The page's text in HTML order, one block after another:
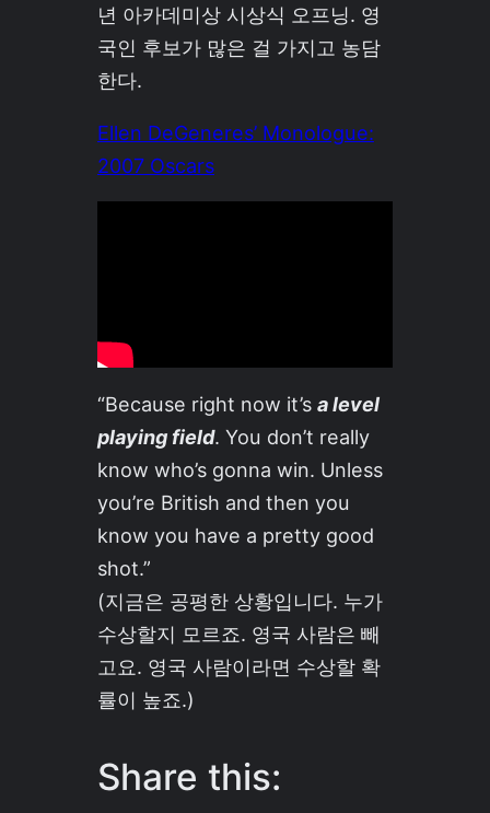
년 아카데미상 시상식 오프닝. 영
국인 후보가 많은 걸 가지고 농담
한다.
Ellen DeGeneres’ Monologue:
2007 Oscars
“Because right now it’s a level
playing field. You don’t really
know who’s gonna win. Unless
you’re British and then you
know you have a pretty good
shot.”
(지금은 공평한 상황입니다. 누가
수상할지 모르죠. 영국 사람은 빼
고요. 영국 사람이라면 수상할 확
률이 높죠.)
Share this: